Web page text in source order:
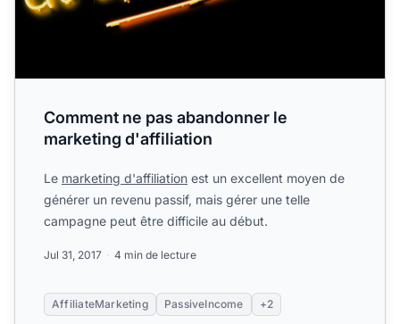
Comment ne pas abandonner le
marketing d'affiliation
Le marketing d'affiliation est un excellent moyen de
générer un revenu passif, mais gérer une telle
campagne peut être difficile au début.
Jul 31, 2017 4 min de lecture
AffiliateMarketing PassiveIncome +2